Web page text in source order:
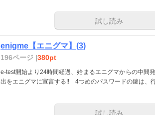
試し読み
enigme【エニグマ】(3)
196ページ |380pt
e-test開始より24時間経過、始まるエニグマからの中間
出をエニグマに宣言する!! 4つめのパスワードの鍵は、
試し読み